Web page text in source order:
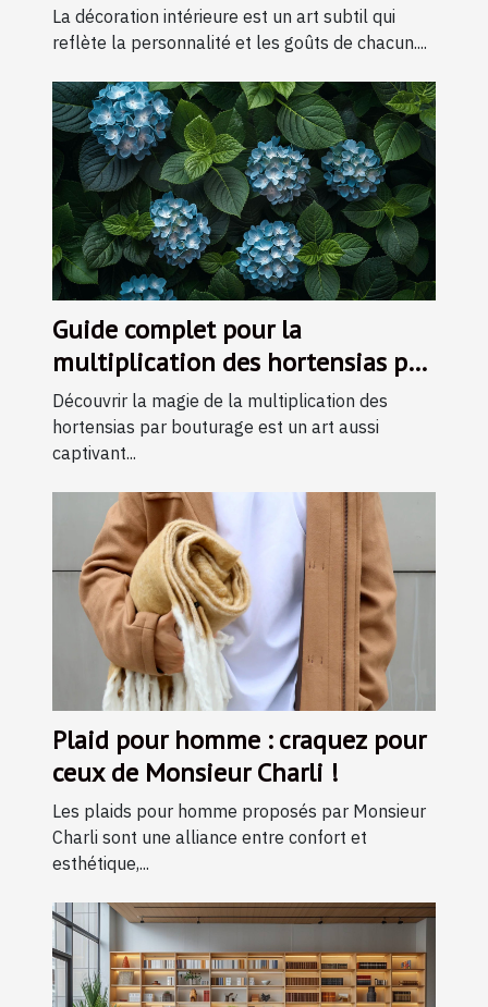
pièce
La décoration intérieure est un art subtil qui
reflète la personnalité et les goûts de chacun....
Guide complet pour la
multiplication des hortensias par
bouturage
Découvrir la magie de la multiplication des
hortensias par bouturage est un art aussi
captivant...
Plaid pour homme : craquez pour
ceux de Monsieur Charli !
Les plaids pour homme proposés par Monsieur
Charli sont une alliance entre confort et
esthétique,...